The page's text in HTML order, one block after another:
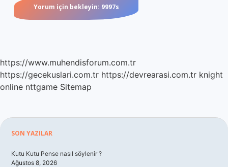
https://www.muhendisforum.com.tr
https://gecekuslari.com.tr https://devrearasi.com.tr knight
online nttgame Sitemap
Sidebar
SON YAZILAR
Kutu Kutu Pense nasıl söylenir ?
Ağustos 8, 2026